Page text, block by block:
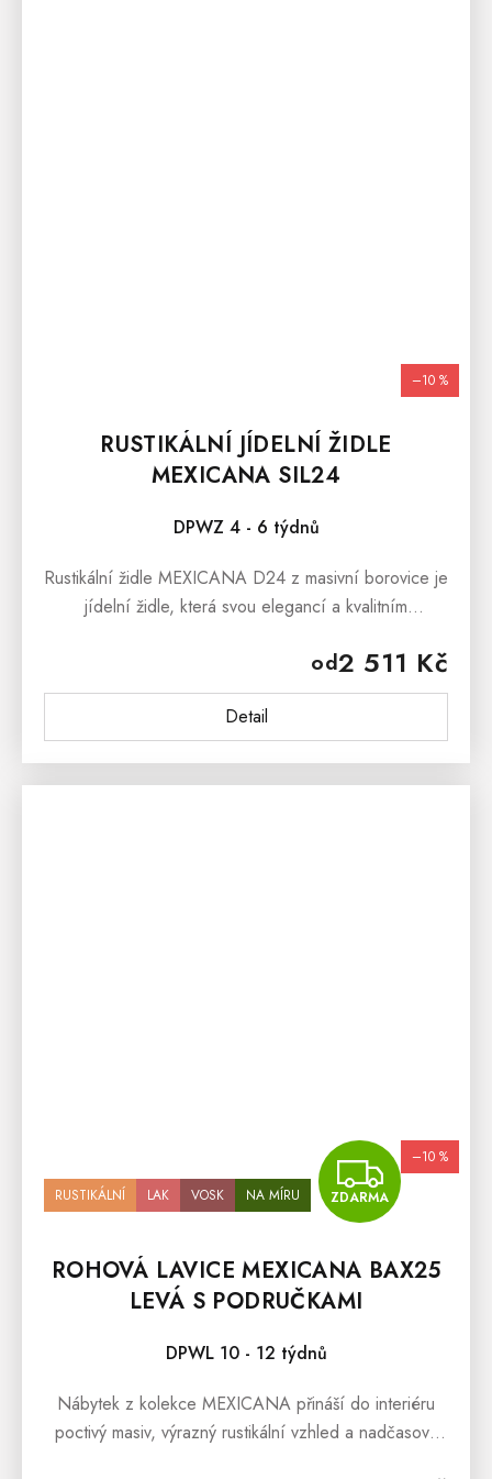
–10 %
RUSTIKÁLNÍ JÍDELNÍ ŽIDLE
MEXICANA SIL24
DPWZ 4 - 6 týdnů
od2 511 Kč
Detail
Rustikální židle MEXICANA D24 z masivní borovice je
jídelní židle, která svou elegancí a kvalitním
dřevěný masivní...
RUSTIKÁLNÍ LAK VOSK NA MÍRU ZDARMA
–10 %
ROHOVÁ LAVICE MEXICANA BAX25
LEVÁ S PODRUČKAMI
DPWL 10 - 12 týdnů
Nábytek z kolekce MEXICANA přináší do interiéru
poctivý masiv, výrazný rustikální vzhled a nadčasový